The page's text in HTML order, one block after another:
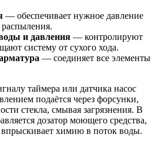
— обеспечивает нужное давление
и давления — контролируют
систему от сухого хода.
— соединяет все элементы
таймера или датчика насос
подаётся через форсунки,
стекла, смывая загрязнения. В
дозатор моющего средства,
химию в поток воды.